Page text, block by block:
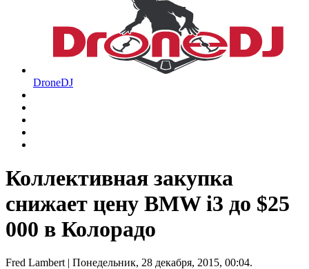
DroneDJ
Коллективная закупка
снижает цену BMW i3 до $25
000 в Колорадо
Fred Lambert| Понедельник, 28 декабря, 2015, 00:04.